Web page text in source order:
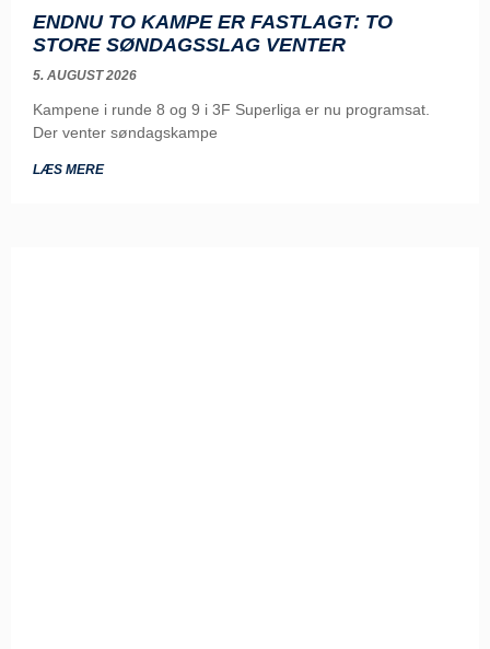
ENDNU TO KAMPE ER FASTLAGT: TO
STORE SØNDAGSSLAG VENTER
5. AUGUST 2026
Kampene i runde 8 og 9 i 3F Superliga er nu programsat.
Der venter søndagskampe
LÆS MERE